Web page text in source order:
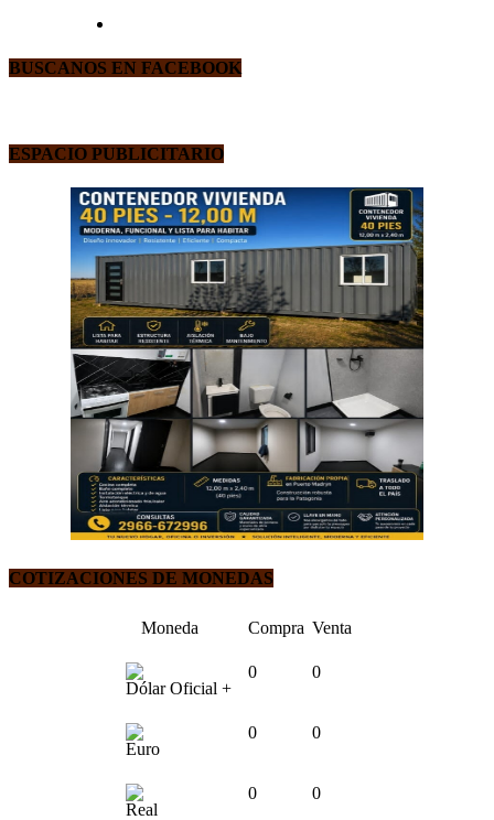
BUSCANOS EN FACEBOOK
ESPACIO PUBLICITARIO
COTIZACIONES DE MONEDAS
Moneda Compra Venta
Dólar Oficial +
0 0
Euro
0 0
Real
0 0